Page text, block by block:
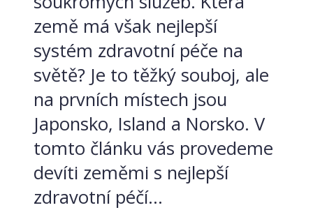
země má však nejlepší
systém zdravotní péče na
světě? Je to těžký souboj, ale
na prvních místech jsou
Japonsko, Island a Norsko. V
tomto článku vás provedeme
devíti zeměmi s nejlepší
zdravotní péčí...